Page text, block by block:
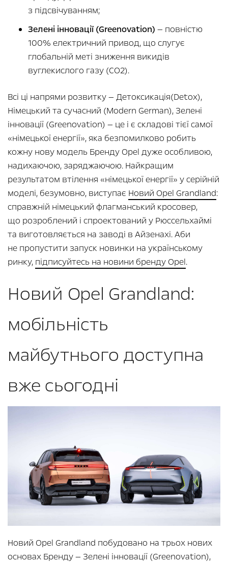
з підсвічуванням;
Зелені інновації (Greenovation) — повністю
100% електричний привод, що слугує
глобальній меті зниження викидів
вуглекислого газу (СО2).
Всі ці напрями розвитку — Детоксикація(Detox),
Німецький та сучасний (Modern German), Зелені
інновації (Greenovation) — це і є складові тієї самої
«німецької енергії», яка безпомилково робить
кожну нову модель Бренду Opel дуже особливою,
надихаючою, заряджаючою. Найкращим
результатом втілення «німецької енергії» у серійній
моделі, безумовно, виступає Новий Opel Grandland:
справжній німецький флагманський кросовер,
що розроблений і спроектований у Рюссельхаймі
та виготовляється на заводі в Айзенахі. Аби
не пропустити запуск новинки на українському
ринку, підписуйтесь на новини бренду Opel.
Новий Opel Grandland:
мобільність
майбутнього доступна
вже сьогодні
Новий Opel Grandland побудовано на трьох нових
основах Бренду — Зелені інновації (Greenovation),